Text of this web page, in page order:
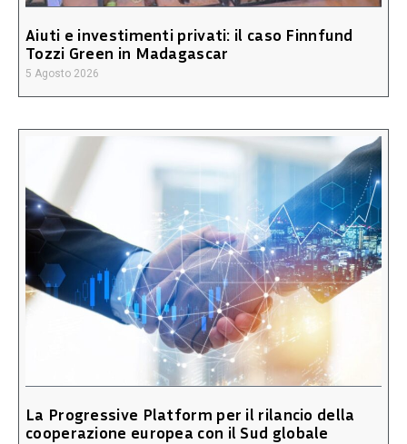
Aiuti e investimenti privati: il caso Finnfund
Tozzi Green in Madagascar
5 Agosto 2026
La Progressive Platform per il rilancio della
cooperazione europea con il Sud globale